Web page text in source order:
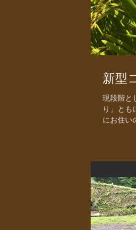
新型
現段階と
り」とも
にお住い